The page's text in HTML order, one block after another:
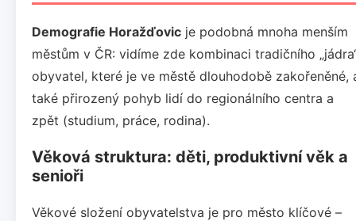
Demografie Horažďovic je podobná mnoha menším
městům v ČR: vidíme zde kombinaci tradičního
obyvatel, které je ve městě dlouhodobě zakořeněné,
také přirozený pohyb lidí do regionálního centra a
zpět (studium, práce, rodina).
Věková struktura: děti, produktivní věk a
senioři
Věkové složení obyvatelstva je pro město klíčové –